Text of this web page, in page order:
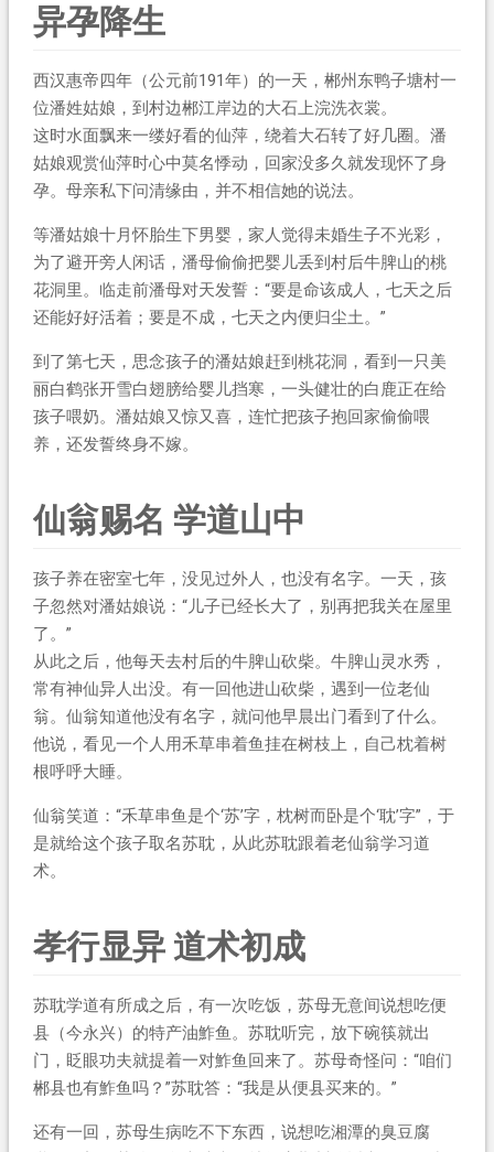
异孕降生
西汉惠帝四年（公元前191年）的一天，郴州东鸭子塘村一
位潘姓姑娘，到村边郴江岸边的大石上浣洗衣裳。
这时水面飘来一缕好看的仙萍，绕着大石转了好几圈。潘
姑娘观赏仙萍时心中莫名悸动，回家没多久就发现怀了身
孕。母亲私下问清缘由，并不相信她的说法。
等潘姑娘十月怀胎生下男婴，家人觉得未婚生子不光彩，
为了避开旁人闲话，潘母偷偷把婴儿丢到村后牛脾山的桃
花洞里。临走前潘母对天发誓：“要是命该成人，七天之后
还能好好活着；要是不成，七天之内便归尘土。”
到了第七天，思念孩子的潘姑娘赶到桃花洞，看到一只美
丽白鹤张开雪白翅膀给婴儿挡寒，一头健壮的白鹿正在给
孩子喂奶。潘姑娘又惊又喜，连忙把孩子抱回家偷偷喂
养，还发誓终身不嫁。
仙翁赐名 学道山中
孩子养在密室七年，没见过外人，也没有名字。一天，孩
子忽然对潘姑娘说：“儿子已经长大了，别再把我关在屋里
了。”
从此之后，他每天去村后的牛脾山砍柴。牛脾山灵水秀，
常有神仙异人出没。有一回他进山砍柴，遇到一位老仙
翁。仙翁知道他没有名字，就问他早晨出门看到了什么。
他说，看见一个人用禾草串着鱼挂在树枝上，自己枕着树
根呼呼大睡。
仙翁笑道：“禾草串鱼是个‘苏’字，枕树而卧是个‘耽’字”，于
是就给这个孩子取名苏耽，从此苏耽跟着老仙翁学习道
术。
孝行显异 道术初成
苏耽学道有所成之后，有一次吃饭，苏母无意间说想吃便
县（今永兴）的特产油鮓鱼。苏耽听完，放下碗筷就出
门，眨眼功夫就提着一对鮓鱼回来了。苏母奇怪问：“咱们
郴县也有鮓鱼吗？”苏耽答：“我是从便县买来的。”
还有一回，苏母生病吃不下东西，说想吃湘潭的臭豆腐